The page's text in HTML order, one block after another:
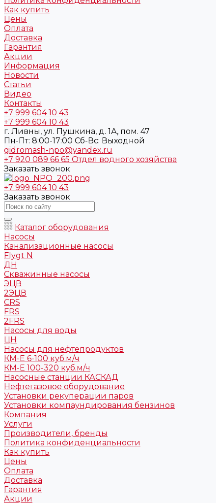
Как купить
Цены
Оплата
Доставка
Гарантия
Акции
Информация
Новости
Статьи
Видео
Контакты
+7 999 604 10 43
+7 999 604 10 43
г. Ливны, ул. Пушкина, д. 1А, пом. 47
Пн-Пт: 8:00-17:00 Cб-Вс: Выходной
gidromash-npo@yandex.ru
+7 920 089 66 65 Отдел водного хозяйства
Заказать звонок
+7 999 604 10 43
Заказать звонок
Каталог оборудования
Насосы
Канализационные насосы
Flygt N
ДН
Скважинные насосы
ЭЦВ
2ЭЦВ
CRS
FRS
2FRS
Насосы для воды
ЦН
Насосы для нефтепродуктов
КМ-Е 6-100 куб.м/ч
КМ-Е 100-320 куб.м/ч
Насосные станции КАСКАД
Нефтегазовое оборудование
Установки рекуперации паров
Установки компаундирования бензинов
Компания
Услуги
Производители, бренды
Политика конфиденциальности
Как купить
Цены
Оплата
Доставка
Гарантия
Акции